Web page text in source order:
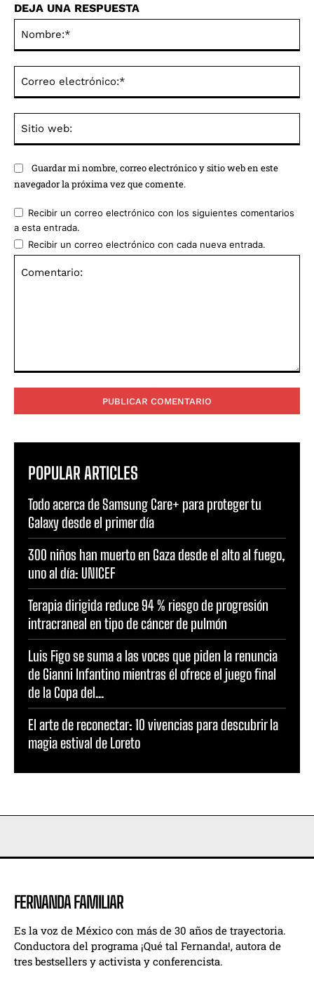
DEJA UNA RESPUESTA
Guardar mi nombre, correo electrónico y sitio web en este
navegador la próxima vez que comente.
Recibir un correo electrónico con los siguientes comentarios
a esta entrada.
Recibir un correo electrónico con cada nueva entrada.
POPULAR ARTICLES
Todo acerca de Samsung Care+ para proteger tu
Galaxy desde el primer día
300 niños han muerto en Gaza desde el alto al fuego,
uno al día: UNICEF
Terapia dirigida reduce 94 % riesgo de progresión
intracraneal en tipo de cáncer de pulmón
Luis Figo se suma a las voces que piden la renuncia
de Gianni Infantino mientras él ofrece el juego final
de la Copa del...
El arte de reconectar: 10 vivencias para descubrir la
magia estival de Loreto
FERNANDA FAMILIAR
Es la voz de México con más de 30 años de trayectoria.
Conductora del programa ¡Qué tal Fernanda!, autora de
tres bestsellers y activista y conferencista.